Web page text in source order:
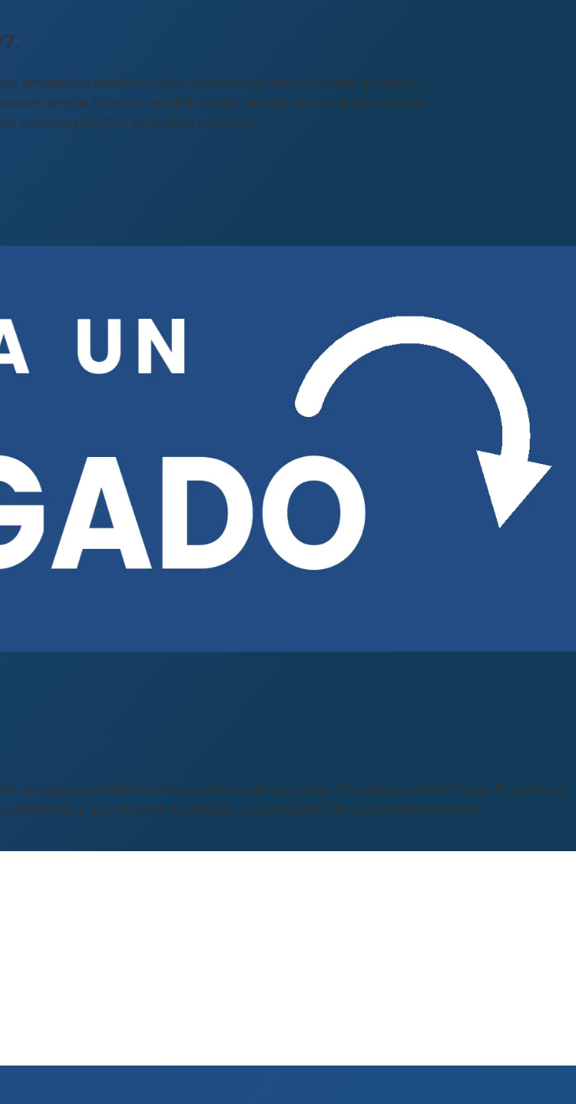
inmigración, derecho familiar, accidentes de auto, accidentes de camión,
parte de Texas. En español o inglés. Nuestro servicio de referencia es
Los abogados fijan sus propios honorarios.
inmigración, derecho familiar, accidentes de auto y más. En cualquier parte de Texas. En español o
atendemos y que necesitan un abogado. Los abogados fijan sus propios honorarios.